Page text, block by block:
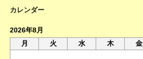
カレンダー
2026年8月
月
火 水 木 金